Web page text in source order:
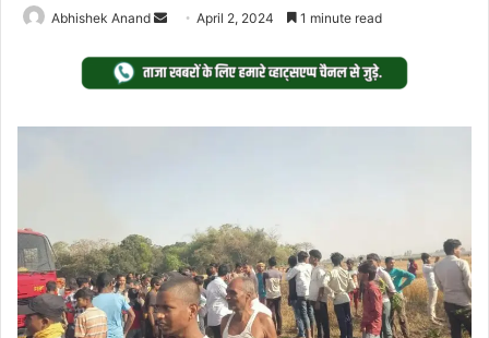
Abhishek Anand
Send
email
April 2, 2024 1 minute read